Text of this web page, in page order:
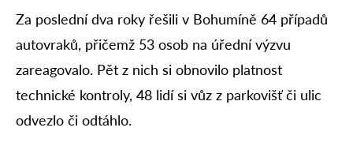
Za poslední dva roky řešili v Bohumíně 64 případů
autovraků, přičemž 53 osob na úřední výzvu
zareagovalo. Pět z nich si obnovilo platnost
technické kontroly, 48 lidí si vůz z parkovišť či ulic
odvezlo či odtáhlo.